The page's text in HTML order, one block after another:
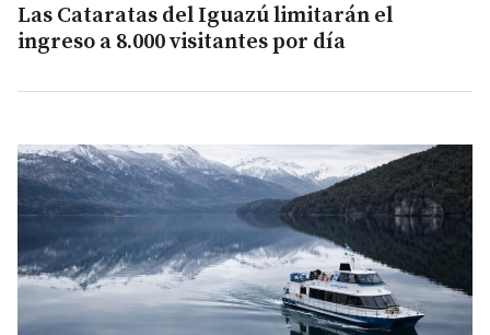
Las Cataratas del Iguazú limitarán el
ingreso a 8.000 visitantes por día